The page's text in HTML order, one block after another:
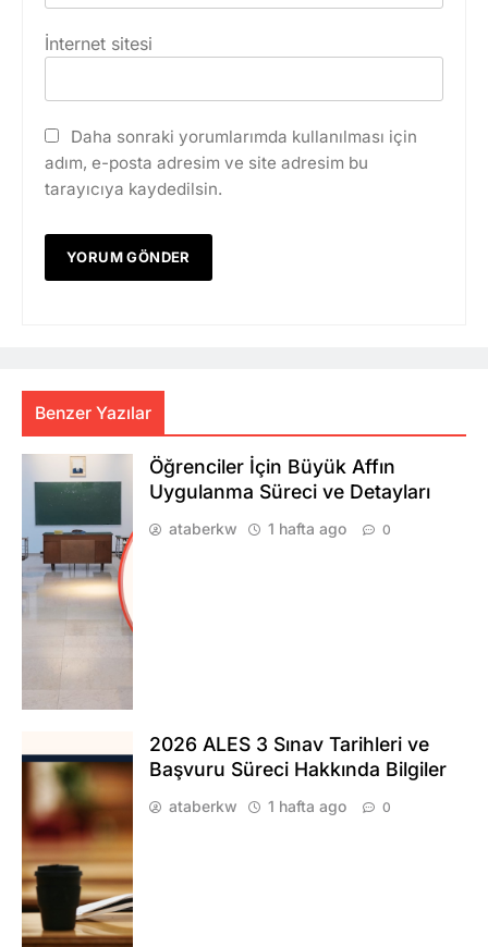
İnternet sitesi
Daha sonraki yorumlarımda kullanılması için
adım, e-posta adresim ve site adresim bu
tarayıcıya kaydedilsin.
Benzer Yazılar
Öğrenciler İçin Büyük Affın
Uygulanma Süreci ve Detayları
ataberkw 1 hafta ago 0
2026 ALES 3 Sınav Tarihleri ve
Başvuru Süreci Hakkında Bilgiler
ataberkw 1 hafta ago 0